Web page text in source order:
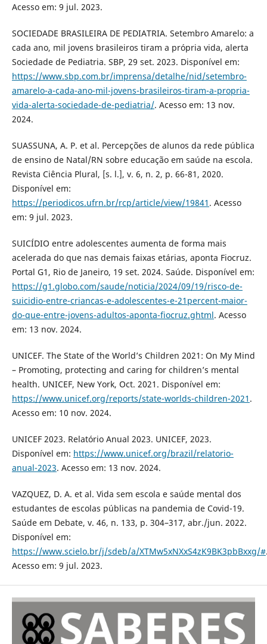
Acesso em: 9 jul. 2023.
SOCIEDADE BRASILEIRA DE PEDIATRIA. Setembro Amarelo: a
cada ano, mil jovens brasileiros tiram a própria vida, alerta
Sociedade de Pediatria. SBP, 29 set. 2023. Disponível em:
https://www.sbp.com.br/imprensa/detalhe/nid/setembro-
amarelo-a-cada-ano-mil-jovens-brasileiros-tiram-a-propria-
vida-alerta-sociedade-de-pediatria/. Acesso em: 13 nov.
2024.
SUASSUNA, A. P. et al. Percepções de alunos da rede pública
de ensino de Natal/RN sobre educação em saúde na escola.
Revista Ciência Plural, [s. l.], v. 6, n. 2, p. 66-81, 2020.
Disponível em:
https://periodicos.ufrn.br/rcp/article/view/19841 . Acesso
em: 9 jul. 2023.
SUICÍDIO entre adolescentes aumenta de forma mais
acelerada do que nas demais faixas etárias, aponta Fiocruz.
Portal G1, Rio de Janeiro, 19 set. 2024. Saúde. Disponível em:
https://g1.globo.com/saude/noticia/2024/09/19/risco-de-
suicidio-entre-criancas-e-adolescentes-e-21percent-maior-
do-que-entre-jovens-adultos-aponta-fiocruz.ghtml. Acesso
em: 13 nov. 2024.
UNICEF. The State of the World’s Children 2021: On My Mind
– Promoting, protecting and caring for children’s mental
health. UNICEF, New York, Oct. 2021. Disponível em:
https://www.unicef.org/reports/state-worlds-children-2021 .
Acesso em: 10 nov. 2024.
UNICEF 2023. Relatório Anual 2023. UNICEF, 2023.
Disponível em: https://www.unicef.org/brazil/relatorio-
anual-2023. Acesso em: 13 nov. 2024.
VAZQUEZ, D. A. et al. Vida sem escola e saúde mental dos
estudantes de escolas públicas na pandemia de Covid-19.
Saúde em Debate, v. 46, n. 133, p. 304–317, abr./jun. 2022.
Disponível em:
https://www.scielo.br/j/sdeb/a/XTMw5xNXxS4zK9BK3pbBxxg/#
Acesso em: 9 jul. 2023.